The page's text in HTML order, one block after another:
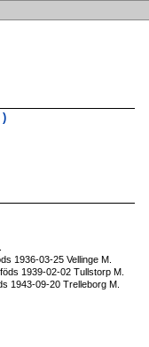
)
1936-03-25 Vellinge M.
föds 1939-02-02 Tullstorp M.
1943-09-20 Trelleborg M.